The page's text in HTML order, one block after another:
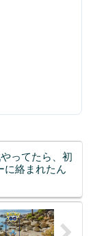
ってたら、初
に絡まれたん